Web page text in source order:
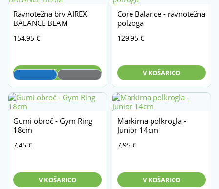
Ravnotežna brv AIREX
BALANCE BEAM
154,95 €
V KOŠARICO
Core Balance - ravnotežna
polžoga
129,95 €
V KOŠARICO
Gumi obroč - Gym Ring
18cm
7,45 €
V KOŠARICO
Markirna polkrogla -
Junior 14cm
7,95 €
V KOŠARICO